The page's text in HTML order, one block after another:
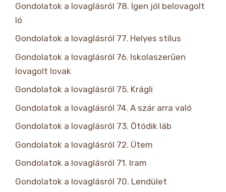
Gondolatok a lovaglásról 78. Igen jól belovagolt
ló
Gondolatok a lovaglásról 77. Helyes stílus
Gondolatok a lovaglásról 76. Iskolaszerűen
lovagolt lovak
Gondolatok a lovaglásról 75. Krágli
Gondolatok a lovaglásról 74. A szár arra való
Gondolatok a lovaglásról 73. Ötödik láb
Gondolatok a lovaglásról 72. Ütem
Gondolatok a lovaglásról 71. Iram
Gondolatok a lovaglásról 70. Lendület